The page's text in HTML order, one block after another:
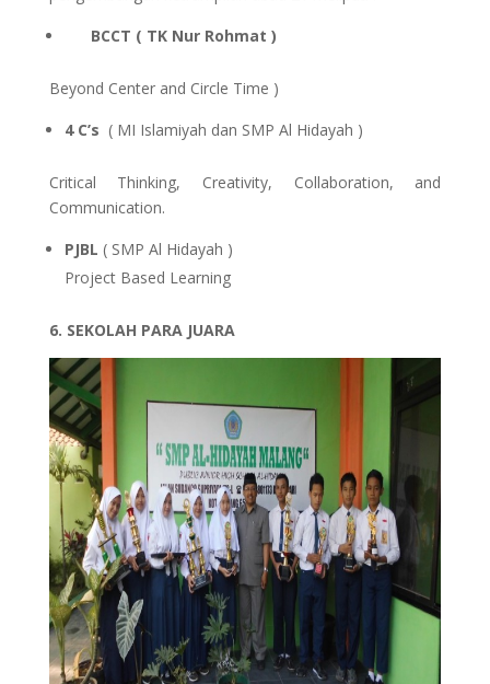
BCCT ( TK Nur Rohmat )
Beyond Center and Circle Time )
4 C’s ( MI Islamiyah dan SMP Al Hidayah )
Critical Thinking, Creativity, Collaboration, and
Communication.
PJBL ( SMP Al Hidayah )
Project Based Learning
6. SEKOLAH PARA JUARA